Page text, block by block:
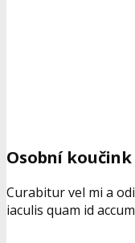
Osobní koučink
Curabitur vel mi a
iaculis quam id